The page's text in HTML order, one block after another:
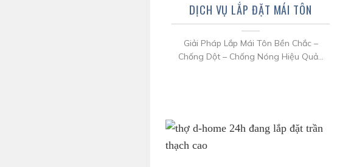
DỊCH VỤ LẮP ĐẶT MÁI TÔN
Giải Pháp Lắp Mái Tôn Bền Chắc –
Chống Dột – Chống Nóng Hiệu Quả...